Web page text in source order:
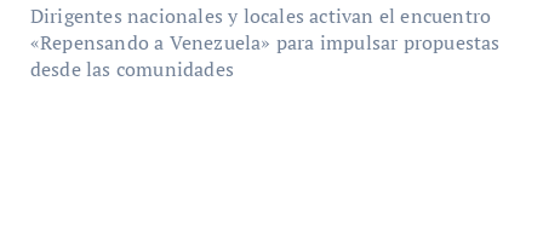
Dirigentes nacionales y locales activan el encuentro
«Repensando a Venezuela» para impulsar propuestas
desde las comunidades